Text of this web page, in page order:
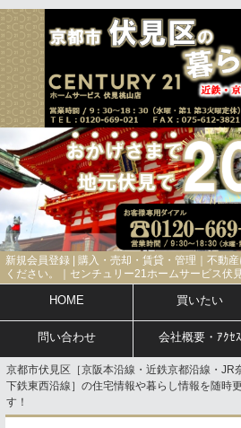
新規会員登録 | 購入・売却・賃貸・管理｜不動
ください。｜センチュリー21ホームサービス伏
HOME 買いたい
問い合わせ 会社概要・ｱｸｾｽ
京都市伏見区［京阪本沿線・近鉄京都沿線・JR
下鉄東西沿線］の住宅情報や暮らし情報を随時
す！